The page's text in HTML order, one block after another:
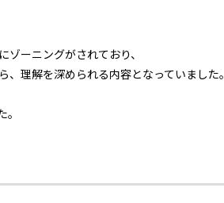
ーニングがされており、
理解を深められる内容となっていました。